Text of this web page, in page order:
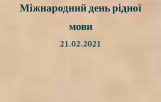
Міжнародний день рідної
мови
21.02.2021